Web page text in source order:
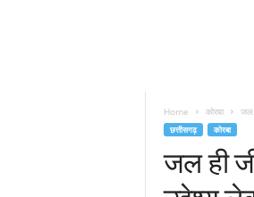
Home कोरबा जल
छत्तीसगढ़ कोरबा
जल ही